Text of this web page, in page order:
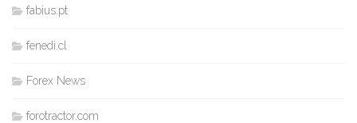
fabius.pt
fenedi.cl
Forex News
forotractor.com